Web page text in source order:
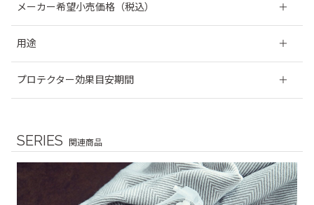
プロテクター（125ml）
クリーニンググローブ
スポンジ
メーカー希望小売価格（税込）
用途
汚れやシミを取るためのクリーナーです。
プロテクター：飲食物をこぼした際の液体や汗などの脂肪酸
プロテクター効果目安期間
SERIES 関連商品